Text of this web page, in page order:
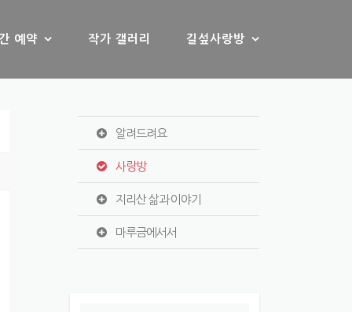
예약 작가 갤러리 길섶사랑방
알려드려요
사랑방
지리산 삶과 이야기
마루금에서서